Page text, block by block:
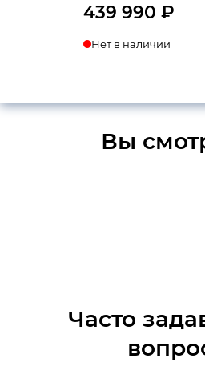
439 990 ₽
Нет в наличии
Вы
Часто